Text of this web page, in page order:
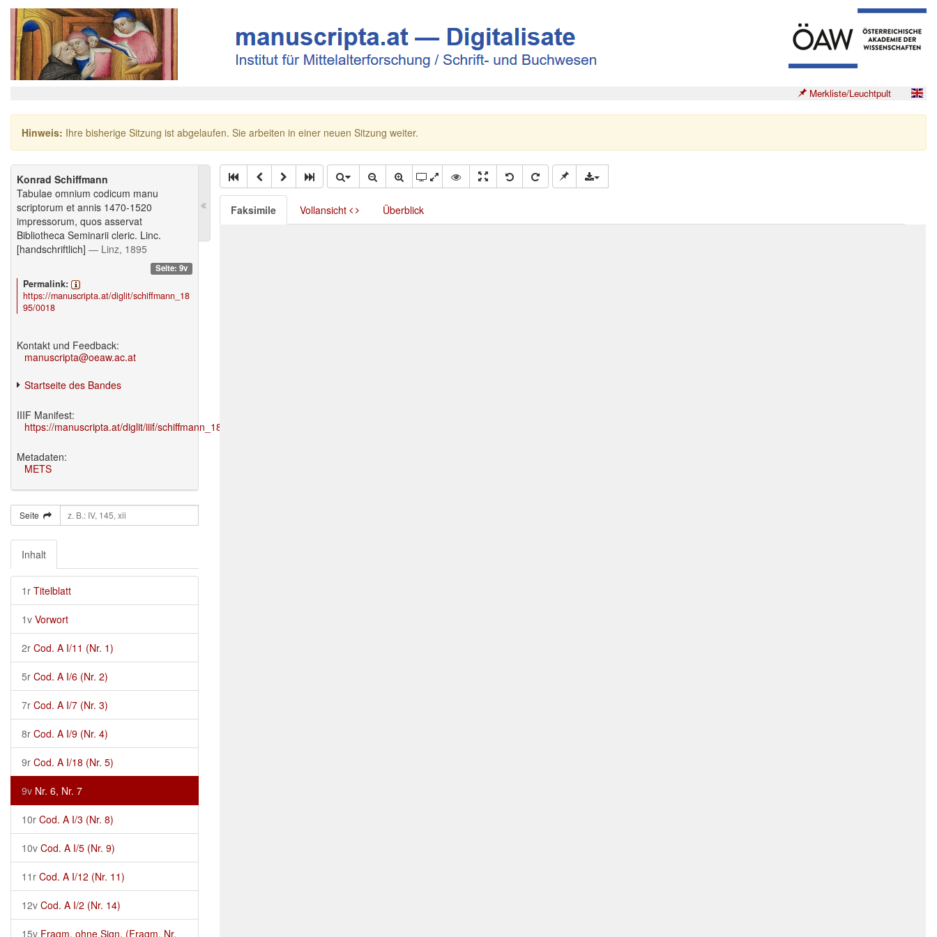
Merkliste/Leuchtpult
Hinweis: Ihre bisherige Sitzung ist abgelaufen. Sie arbeiten in einer neuen Sitzung weiter.
Konrad Schiffmann
Tabulae omnium codicum manu
scriptorum et annis 1470-1520
impressorum, quos asservat
Bibliotheca Seminarii cleric. Linc.
[handschriftlich] — Linz, 1895
Seite: 9v
Permalink:
https://manuscripta.at/diglit/schiffmann_18
95/0018
Kontakt und Feedback:
manuscripta@oeaw.ac.at
Startseite des Bandes
IIIF Manifest:
https://manuscripta.at/diglit/iiif/schiffmann_1895/manifest.json
Metadaten:
METS
Seite
Inhalt
1r Titelblatt
1v Vorwort
2r Cod. A I/11 (Nr. 1)
5r Cod. A I/6 (Nr. 2)
7r Cod. A I/7 (Nr. 3)
8r Cod. A I/9 (Nr. 4)
9r Cod. A I/18 (Nr. 5)
9v Nr. 6, Nr. 7
10r Cod. A I/3 (Nr. 8)
10v Cod. A I/5 (Nr. 9)
11r Cod. A I/12 (Nr. 11)
12v Cod. A I/2 (Nr. 14)
15v Fragm. ohne Sign. (Fragm. Nr.
Faksimile Vollansicht Überblick